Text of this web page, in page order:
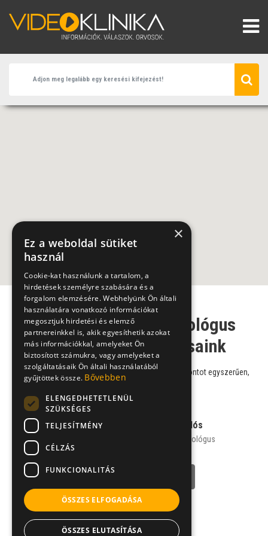
Bőrgyógyász-kozmetológus
szakorvos szakorvosaink
Válasszon szakorvosaink közül, és foglaljon időpontot egyszerűen,
online!
Dr. Körmendy Miklós
bőrgyógyász-kozmetológus
×
Ez a weboldal sütiket
használ
Cookie-kat használunk a tartalom, a
hirdetések személyre szabására és a
forgalom elemzésére. Webhelyünk Ön általi
használatára vonatkozó információkat
megosztjuk hirdetési és elemző
partnereinkkel is, akik egyesíthetik azokat
más információkkal, amelyeket Ön
biztosított számukra, vagy amelyeket a
szolgáltatásaik Ön általi használatából
gyűjtöttek össze. Bővebben
ELENGEDHETETLENÜL
SZÜKSÉGES
TELJESÍTMÉNY
CÉLZÁS
FUNKCIONALITÁS
ÖSSZES ELFOGADÁSA
ÖSSZES ELUTASÍTÁSA